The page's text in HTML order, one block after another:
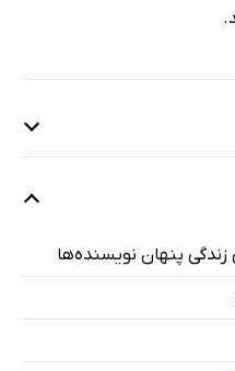
11 دقیقه
داشتن شجاعت است.
پنهان نویسنده‌ها